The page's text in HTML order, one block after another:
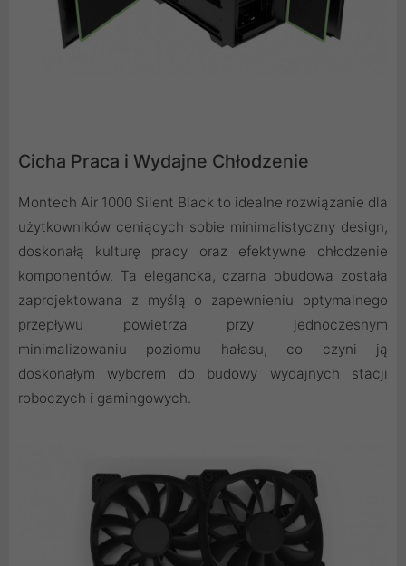
Cicha Praca i Wydajne Chłodzenie
Montech Air 1000 Silent Black to idealne rozwiązanie dla
użytkowników ceniących sobie minimalistyczny design,
doskonałą kulturę pracy oraz efektywne chłodzenie
komponentów. Ta elegancka, czarna obudowa została
zaprojektowana z myślą o zapewnieniu optymalnego
przepływu powietrza przy jednoczesnym
minimalizowaniu poziomu hałasu, co czyni ją
doskonałym wyborem do budowy wydajnych stacji
roboczych i gamingowych.